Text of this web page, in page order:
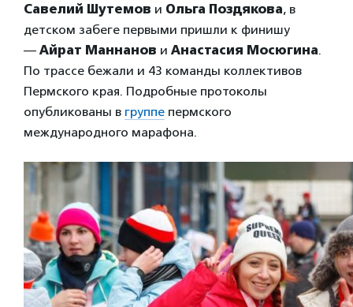
Савелий Шутемов и Ольга Поздякова, в
детском забеге первыми пришли к финишу
— Айрат Маннанов и Анастасия Мосюгина.
По трассе бежали и 43 команды коллективов
Пермского края. Подробные протоколы
опубликованы в группе пермского
международного марафона.